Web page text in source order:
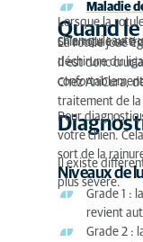
Maladie
Quand
Lorsque la
chien qui saute
Si la rotule se
La rotule joue
déchirure du
Il est donc
Chez AniCura,
traitement de
Pour
votre chien.
sort de la
Niveaux de
Il existe
plus sévère.
Grade 1 :
revient
Grade 2 :